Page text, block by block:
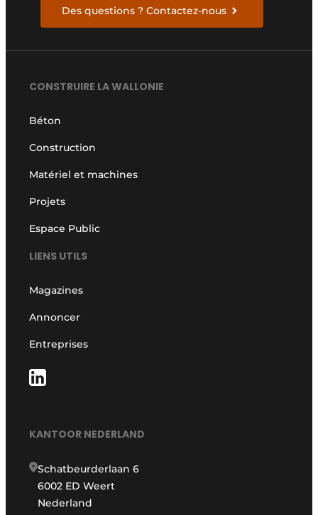
Des questions ? Contactez-nous
CONSTRUIRE LA WALLONIE
Béton
Construction
Matériel et machines
Projets
Espace Public
LIENS UTILS
Magazines
Annoncer
Entreprises
KANTOOR NEDERLAND
Schatbeurderlaan 6
6002 ED Weert
Nederland